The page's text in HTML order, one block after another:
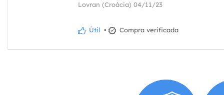
Lovran (Croácia) 04/11/23
Útil • Compra verificada